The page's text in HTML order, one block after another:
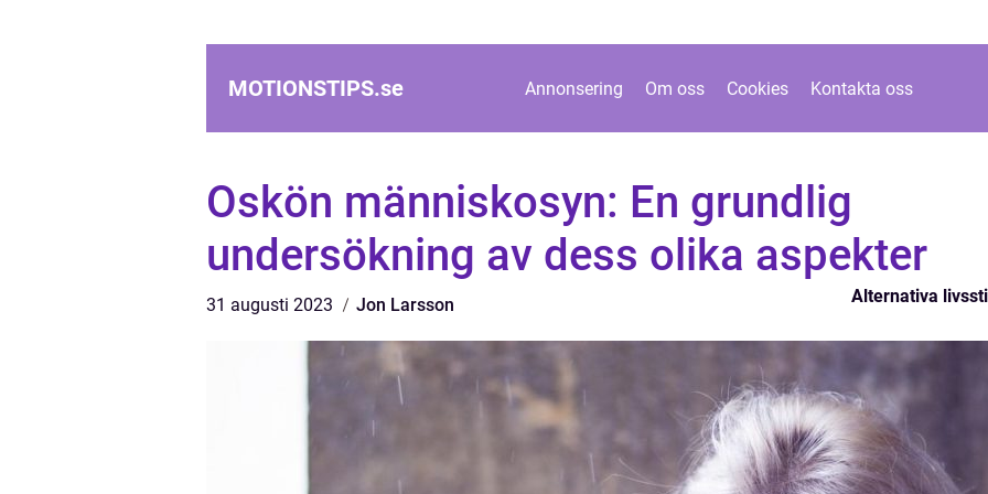
MOTIONSTIPS.se Annonsering Om oss Cookies Kontakta oss
Oskön människosyn: En grundlig
undersökning av dess olika aspekter
31 augusti 2023 Jon Larsson Alternativa